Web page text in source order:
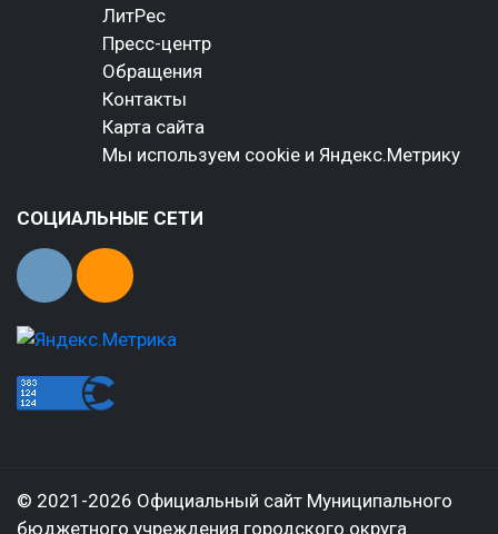
ЛитРес
Пресс-центр
Обращения
Контакты
Карта сайта
Мы используем cookie и Яндекс.Метрику
СОЦИАЛЬНЫЕ СЕТИ
© 2021-2026 Официальный сайт Муниципального
бюджетного учреждения городского округа